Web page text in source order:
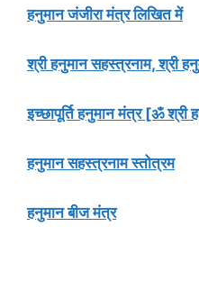
हनुमान जंजीरा मंत्र लिखित में
श्री हनुमान सहस्त्रनाम, श्री
इच्छापूर्ति हनुमान मंत्र [ॐ श्री
हनुमान सहस्त्रनाम स्तोत्रम
हनुमान बीज मंत्र